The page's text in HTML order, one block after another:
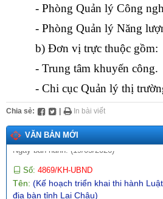
- Phòng Quản lý Công
- Phòng Quản lý Năng
b) Đơn vị trực thuộc gồm:
- Trung tâm khuyến công.
- Chi cục Quản lý thị
Chia sẻ: In bài viết
VĂN BẢN MỚI
sản vào thị trường EU)
(V/v triển khai thực hiện Thông
ngày 16/4/2026 của Cơ quan thường
Ngày ban hành: (09/05/2026)
Số:142/2026/NĐ-CP
hành Luật Trí tuệ nhân tạo)
Ngày ban hành: (19/05/2026)
Số: 4869/KH-UBND
Tên: (Kế hoạch triển khai thi hành
địa bàn tỉnh Lai Châu)